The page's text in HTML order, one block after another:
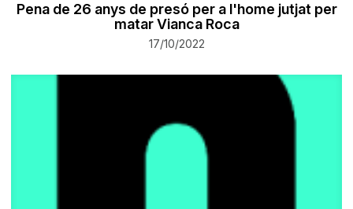
​Pena de 26 anys de presó per a l'home jutjat per
matar Vianca Roca
17/10/2022